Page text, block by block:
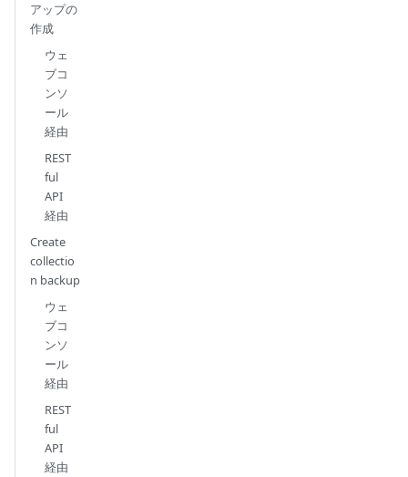
アップの
作成
ウェ
ブコ
ンソ
ール
経由
REST
ful
API
経由
Create
collectio
n backup
ウェ
ブコ
ンソ
ール
経由
REST
ful
API
経由